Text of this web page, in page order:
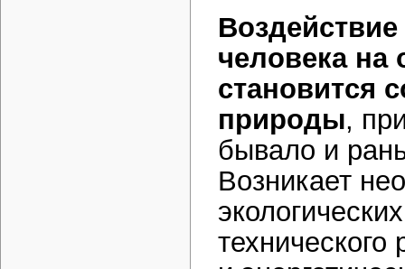
человека
становится
природы,
бывало и
Возникает